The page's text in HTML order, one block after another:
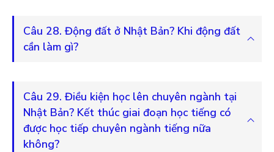
Câu 28. Động đất ở Nhật Bản? Khi động đất
cần làm gì?
Câu 29. Điều kiện học lên chuyên ngành tại
Nhật Bản? Kết thúc giai đoạn học tiếng có
được học tiếp chuyên ngành tiếng nữa
không?